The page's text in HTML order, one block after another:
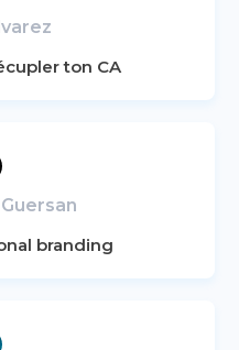
ton CA
branding